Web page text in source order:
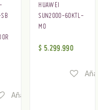
Añadir a lista de deseos
HUAWEI
SUN2000-60KTL-
M0
$ 5.299.990